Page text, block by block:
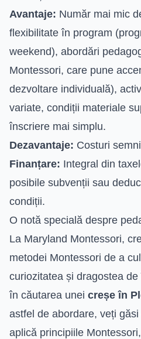
Avantaje: Număr mai mic
flexibilitate în program
weekend), abordări
Montessori, care pune
dezvoltare individuală),
variate, condiții materiale
înscriere mai simplu.
Dezavantaje: Costuri
Finanțare: Integral din
posibile subvenții sau
condiții.
O notă specială despre
La Maryland Montessori,
metodei Montessori de a
curiozitatea și dragostea
în căutarea unei creșe în
astfel de abordare, veți
aplică principiile